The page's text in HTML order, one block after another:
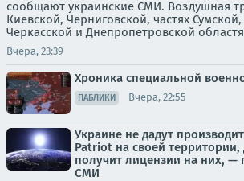
сообщают украинские СМИ. Воздушная
Киевской, Черниговской, частях
Черкасской и Днепропетровской
Вчера, 23:39
Хроника специальной
ПАБЛИКИ Вчера, 22:55
Украине не дадут
Patriot на своей территории,
получит лицензии на них, —
СМИ